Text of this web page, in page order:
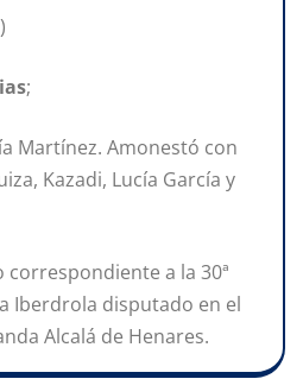
;
Martínez. Amonestó con
Kazadi, Lucía García y
correspondiente a la 30ª
Iberdrola disputado en el
Alcalá de Henares.